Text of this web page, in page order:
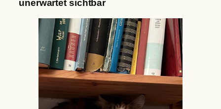
unerwartet sichtbar